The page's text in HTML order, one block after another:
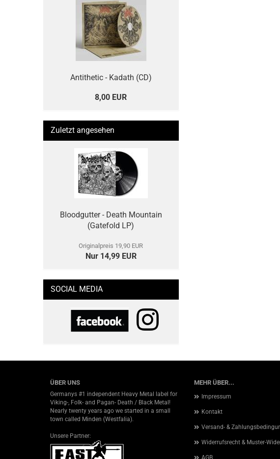
Antithetic - Kadath (CD)
8,00 EUR
Zuletzt angesehen
Bloodgutter - Death Mountain
(Gatefold LP)
Originalpreis 19,90 EUR
Nur 14,99 EUR
SOCIAL MEDIA
MEHR ÜBER...
Impressum
Kontakt
Versand- &
Widerrufsrecht & Muster-
AGB
ÜBER UNS
Germanys #1 independent Heavy Metal label for
Viking-, Folk- and Pagan- Death / Black Metal!
Nearly twenty years ago we started in a small
town called Minden (Westfalia).
Unsere Partner: